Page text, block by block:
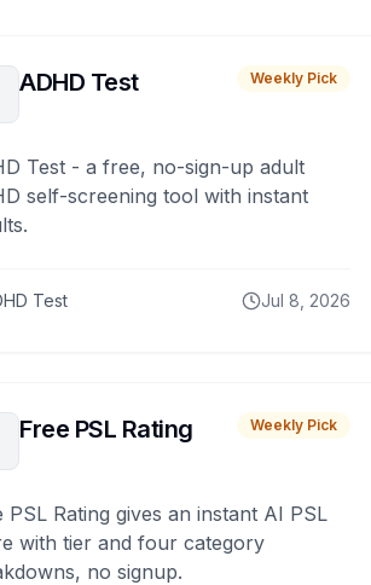
ADHD Test Weekly Pick
Test - a free, no-sign-up adult
self-screening tool with instant
Test Jul 8, 2026
Free PSL Rating Weekly Pick
PSL Rating gives an instant AI PSL
with tier and four category
no signup.